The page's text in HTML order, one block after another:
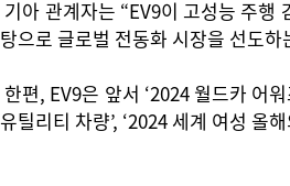
기아 관계자는 “EV9이 고성능 주행
탕으로 글로벌 전동화 시장을 선도
한편, EV9은 앞서 ‘2024 월드카 어
유틸리티 차량’, ‘2024 세계 여성 올